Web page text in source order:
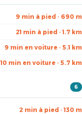
9 min à pied · 690 m
21 min à pied · 1.7 km
9 min en voiture · 5.1 km
10 min en voiture · 5.7 km
6
2 min à pied · 130 m